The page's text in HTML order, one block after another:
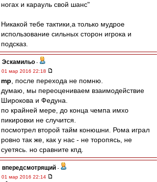
ногах и карауль свой шанс"
Никакой тебе тактики,а только мудрое
использование сильных сторон игрока и
подсказ.
Эскамильо -
01 мар 2016 22:18
mp , после перехода не помню.
думаю, мы переоцениваем взаимодействие
Широкова и Федуна.
по крайней мере, до конца чемпа имхо
пикировки не случится.
посмотрел второй тайм конюшни. Рома играл
ровно так же, как у нас - не торопясь, не
суетясь. но сравните кпд.
впередсмотрящий -
01 мар 2016 22:14